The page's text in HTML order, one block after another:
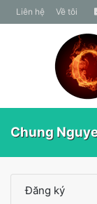
liên hệ Về tôi
Chung
Đăng ký